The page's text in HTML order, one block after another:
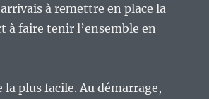
à remettre en place la
à faire tenir l’ensemble en
la plus facile. Au démarrage,